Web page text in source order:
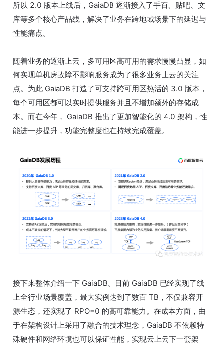
所以 2.0 版本上线后，GaiaDB 逐渐接入了手百、贴吧、文
库等多个核心产品线，解决了业务在跨地域场景下的延迟与
性能痛点。
随着业务的逐渐上云，多可用区高可用的需求慢慢凸显，如
何实现单机房故障不影响服务成为了很多业务上云的关注
点。为此 GaiaDB 打造了可支持跨可用区热活的 3.0 版本，
每个可用区都可以实时提供服务并且不增加额外的存储成
本。而在今年， GaiaDB 推出了更加智能化的 4.0 架构，性
能进一步提升，功能完整度也在持续完成覆盖。
接下来整体介绍一下 GaiaDB。目前 GaiaDB 已经实现了线
上全行业场景覆盖，最大实例达到了数百 TB，不仅兼容开
源生态，还实现了 RPO=0 的高可靠能力。在成本方面，由
于在架构设计上采用了融合的技术理念，GaiaDB 不依赖特
殊硬件和网络环境也可以保证性能，实现云上云下一套架